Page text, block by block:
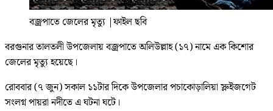
বজ্রপাতে জেলের মৃত্যু |ফাইল ছবি
বরগুনার তালতলী উপজেলায় বজ্রপাতে অলিউল্লাহ (১৭) নামে এক কিশোর
জেলের মৃত্যু হয়েছে।
রোববার (৭ জুন) সকাল ১১টার দিকে উপজেলার পচাকোড়ালিয়া স্লুইজগেট
সংলগ্ন পায়রা নদীতে এ ঘটনা ঘটে।